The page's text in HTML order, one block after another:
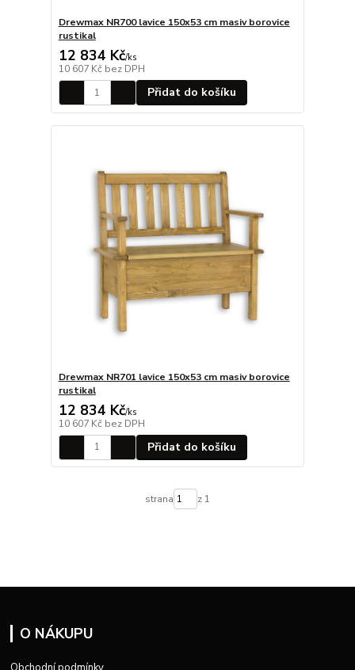
Drewmax NR700 lavice 150x53 cm masiv borovice
rustikal
12 834 Kč/ks
10 607 Kč bez DPH
Přidat do košíku
Drewmax NR701 lavice 150x53 cm masiv borovice
rustikal
12 834 Kč/ks
10 607 Kč bez DPH
Přidat do košíku
strana z 1
O NÁKUPU